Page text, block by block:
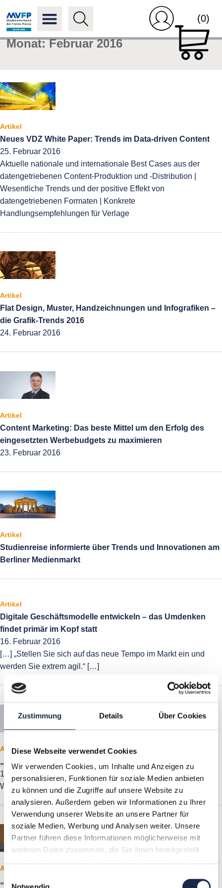
Zustimmung Details Über Cookies
Diese Webseite verwendet Cookies
Wir verwenden Cookies, um Inhalte und Anzeigen zu
personalisieren, Funktionen für soziale Medien anbieten
zu können und die Zugriffe auf unsere Website zu
analysieren. Außerdem geben wir Informationen zu Ihrer
Verwendung unserer Website an unsere Partner für
soziale Medien, Werbung und Analysen weiter. Unsere
Partner führen diese Informationen möglicherweise mit
weiteren Daten zusammen, die Sie ihnen bereitgestellt
(0)
Monat:Februar 2016
Artikel
Neues VDZ White Paper: Trends im Data-driven Content
25. Februar 2016
Aktuelle nationale und internationale Best Cases aus der
datengetriebenen Content-Produktion und -Distribution |
Wesentliche Trends und der positive Effekt von
datengetriebenen Formaten | Konkrete
Handlungsempfehlungen für Verlage
Artikel
Flat Design, Muster, Handzeichnungen und Infografiken –
die Grafik-Trends 2016
24. Februar 2016
Artikel
Content Marketing: Das beste Mittel um den Erfolg des
eingesetzten Werbebudgets zu maximieren
23. Februar 2016
Artikel
Studienreise informierte über Trends und Innovationen am
Berliner Medienmarkt
Artikel
Digitale Geschäftsmodelle entwickeln – das Umdenken
findet primär im Kopf statt
16. Februar 2016
[…] „Stellen Sie sich auf das neue Tempo im Markt ein und
werden Sie extrem agil.“ […]
Artikel
„Kreativität beginnt mit der Schärfung des Blickes“
10. Februar 2016
Werbewirkung im Grafikdesign
Artikel
„Einfach etwas anders machen wäre nicht nur zu einfach,